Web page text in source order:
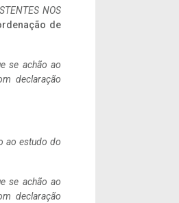
NOS
de
se achão ao
declaração
ao estudo do
se achão ao
declaração